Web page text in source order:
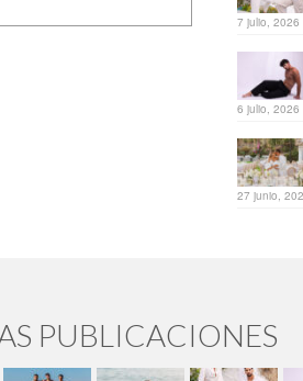
7 julio, 2026
6 julio, 2026
27 junio,
PUBLICACIONES